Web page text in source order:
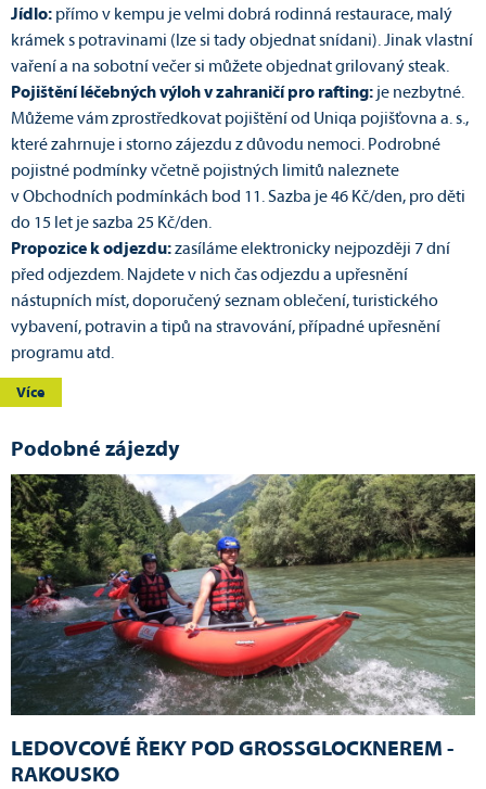
Jídlo: přímo v kempu je velmi dobrá rodinná restaurace, malý
krámek s potravinami (lze si tady objednat snídani). Jinak vlastní
vaření a na sobotní večer si můžete objednat grilovaný steak.
Pojištění léčebných výloh v zahraničí pro rafting: je nezbytné.
Můžeme vám zprostředkovat pojištění od Uniqa pojišťovna a. s.,
které zahrnuje i storno zájezdu z důvodu nemoci. Podrobné
pojistné podmínky včetně pojistných limitů naleznete
v Obchodních podmínkách bod 11. Sazba je 46 Kč/den, pro děti
do 15 let je sazba 25 Kč/den.
Propozice k odjezdu:zasíláme elektronicky nejpozději 7 dní
před odjezdem. Najdete v nich čas odjezdu a upřesnění
nástupních míst, doporučený seznam oblečení, turistického
vybavení, potravin a tipů na stravování, případné upřesnění
programu atd.
Více
Podobné zájezdy
LEDOVCOVÉ ŘEKY POD GROSSGLOCKNEREM -
RAKOUSKO